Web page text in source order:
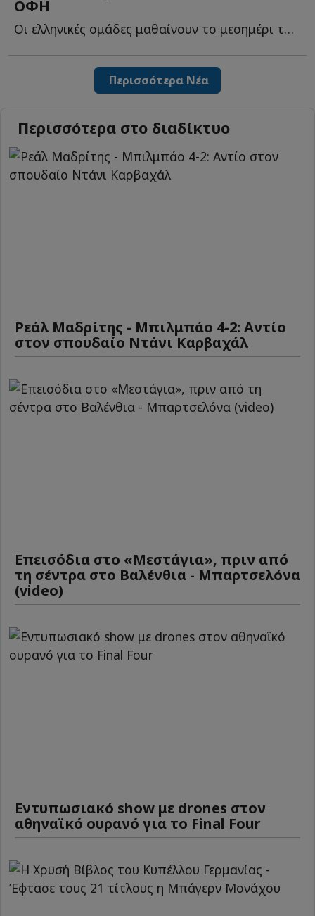
ΟΦΗ
Οι ελληνικές ομάδες μαθαίνουν το μεσημέρι τους αντιπάλους τ...
Περισσότερα Νέα
Περισσότερα στο διαδίκτυο
Ρεάλ Μαδρίτης - Μπιλμπάο 4-2: Αντίο
στον σπουδαίο Ντάνι Καρβαχάλ
Επεισόδια στο «Μεστάγια», πριν από
τη σέντρα στο Βαλένθια - Μπαρτσελόνα
(video)
Εντυπωσιακό show με drones στον
αθηναϊκό ουρανό για το Final Four